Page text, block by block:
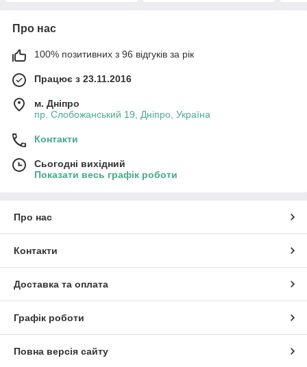
Про нас
100% позитивних з 96 відгуків за рік
Працює з 23.11.2016
м. Дніпро
пр. Слобожанський 19, Дніпро, Україна
Контакти
Сьогодні вихідний
Показати весь графік роботи
Про нас
Контакти
Доставка та оплата
Графік роботи
Повна версія сайту